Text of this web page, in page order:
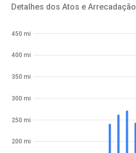
Detalhes dos Atos e Arrecadação
200 mi
250 mi
300 mi
350 mi
400 mi
450 mi